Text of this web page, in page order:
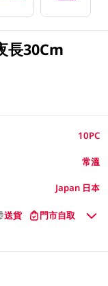
長30Cm
10PC
常溫
Japan 日本
送貨 門市自取